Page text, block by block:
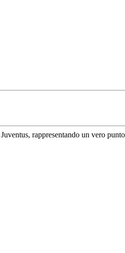
rappresentando un vero